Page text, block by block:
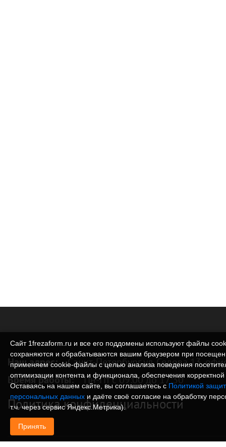
Наш адрес: Санкт-Петербург ул. Седова 13,
Время работы: Пн-Пт с 09:00 до 17:30
Политика конфиденциальности
Сайт 1frezaform.ru и все его поддомены используют файлы
сохраняются и обрабатываются вашим браузером при
применяем cookie‑файлы с целью анализа поведения
оптимизации контента и функционала, обеспечения
Оставаясь на нашем сайте, вы соглашаетесь с Политикой
персональных данных и даёте своё согласие на обработку
т.ч. через сервис Яндекс.Метрика).
Принять